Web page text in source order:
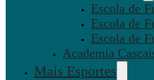
Escola de
Escola de
Escola de
Academia
Mais Esportes